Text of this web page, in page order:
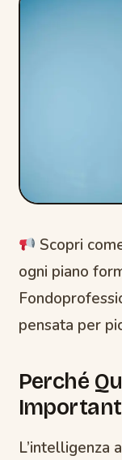
Scopri
ogni piano
pensata per
Perché
L’intelligenza